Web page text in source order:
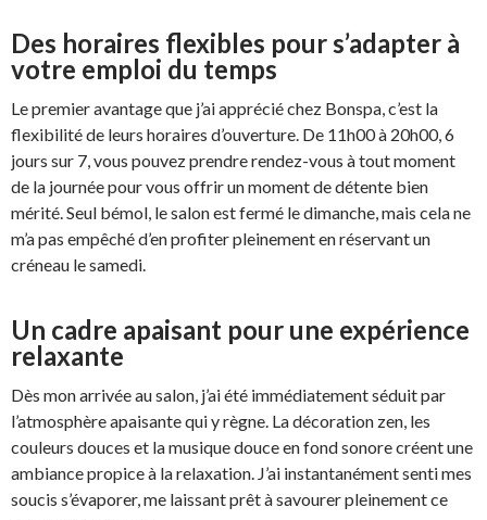
Des horaires flexibles pour s’adapter à
votre emploi du temps
Le premier avantage que j’ai apprécié chez Bonspa, c’est la
flexibilité de leurs horaires d’ouverture. De 11h00 à 20h00, 6
jours sur 7, vous pouvez prendre rendez-vous à tout moment
de la journée pour vous offrir un moment de détente bien
mérité. Seul bémol, le salon est fermé le dimanche, mais cela ne
m’a pas empêché d’en profiter pleinement en réservant un
créneau le samedi.
Un cadre apaisant pour une expérience
relaxante
Dès mon arrivée au salon, j’ai été immédiatement séduit par
l’atmosphère apaisante qui y règne. La décoration zen, les
couleurs douces et la musique douce en fond sonore créent une
ambiance propice à la relaxation. J’ai instantanément senti mes
soucis s’évaporer, me laissant prêt à savourer pleinement ce